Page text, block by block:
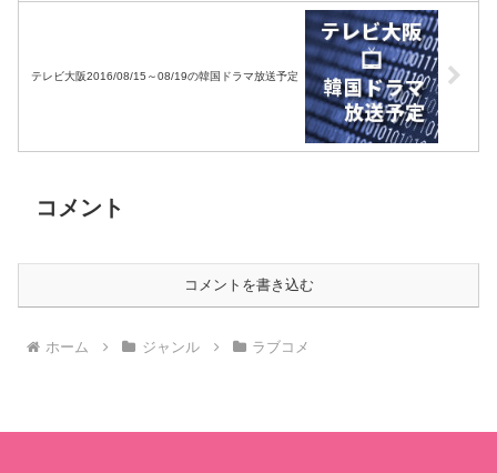
テレビ大阪2016/08/15～08/19の韓国ドラマ放送予定
コメント
コメントを書き込む
ホーム ジャンル ラブコメ